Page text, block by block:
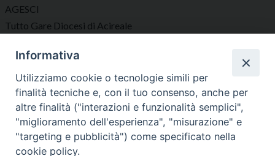
AGESCI
Tutto Gare Diocesi di Acireale
Informativa
Utilizziamo cookie o tecnologie simili per
finalità tecniche e, con il tuo consenso, anche per
altre finalità ("interazioni e funzionalità semplici",
"miglioramento dell'esperienza", "misurazione" e
"targeting e pubblicità") come specificato nella
cookie policy.